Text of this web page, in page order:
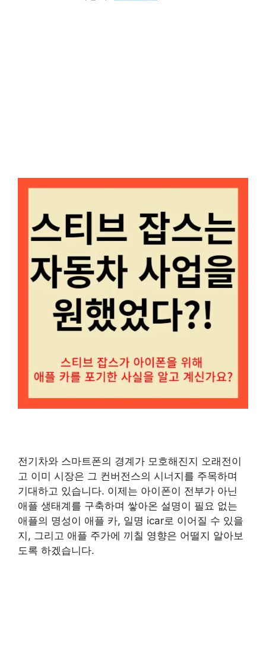
전기차와 스마트폰의 경계가 모호해진지 오래전이
고 이미 시장은 그 컨버전스의 시너지를 주목하며
기대하고 있습니다. 이제는 아이폰이 전부가 아닌
애플 생태계를 구축하며 쌓아온 설명이 필요 없는
애플의 명성이 애플 카, 일명 icar로 이어질 수 있을
지, 그리고 애플 주가에 끼칠 영향은 어떨지 알아보
도록 하겠습니다.